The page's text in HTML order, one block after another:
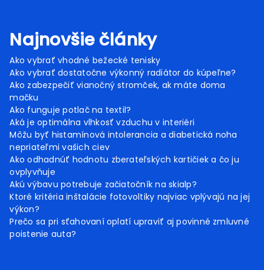
Najnovšie články
Ako vybrať vhodné bežecké tenisky
Ako vybrať dostatočne výkonný radiátor do kúpeľne?
Ako zabezpečiť vianočný stromček, ak máte doma
mačku
Ako funguje potlač na textil?
Aká je optimálna vlhkosť vzduchu v interiéri
Môžu byť histamínová intolerancia a diabetická noha
nepriateľmi vašich ciev
Ako odhadnúť hodnotu zberateľských kartičiek a čo ju
ovplyvňuje
Akú výbavu potrebuje začiatočník na skialp?
Ktoré kritéria inštalácie fotovoltiky najviac vplývajú na jej
výkon?
Prečo sa pri sťahovaní oplatí upraviť aj povinné zmluvné
poistenie auta?